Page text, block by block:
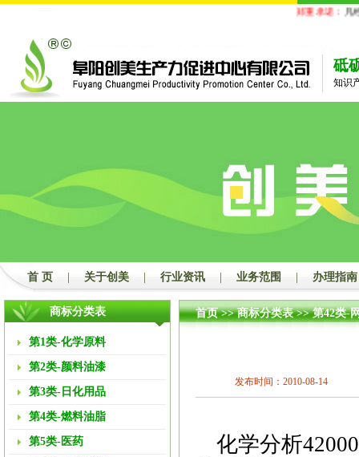
郑重承诺：凡经
砥
知识
首 页 关于创美 行业资讯 业务范围 办理指南
商标分类表
第1类-化学原料
第2类-颜料油漆
第3类-日化用品
第4类-燃料油脂
第5类-医药
首页>>商标分类表>>第42类-
发布时间：2010-08-14
化学分析